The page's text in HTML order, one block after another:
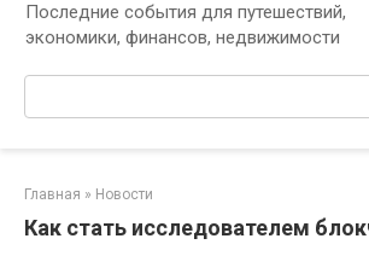
Последние события для путешествий,
экономики, финансов, недвижимости
Поиск:
Главная » Новости
Как стать исследователем